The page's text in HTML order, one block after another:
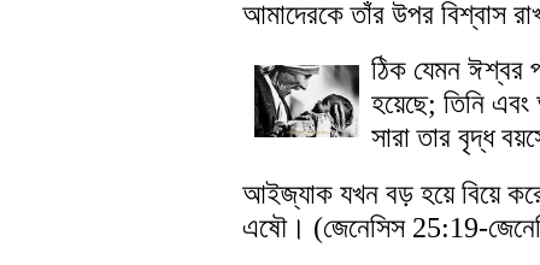
আমাদেরকে তাঁর উপর বিশ্বাস
ঠিক যেমন ঈশ্বর
হয়েছে; তিনি
সারা তার বৃদ্ধ
আইজ্যাক যখন বড় হয়ে বিয়ে
এষৌ। (জেনেসিস 25:19-